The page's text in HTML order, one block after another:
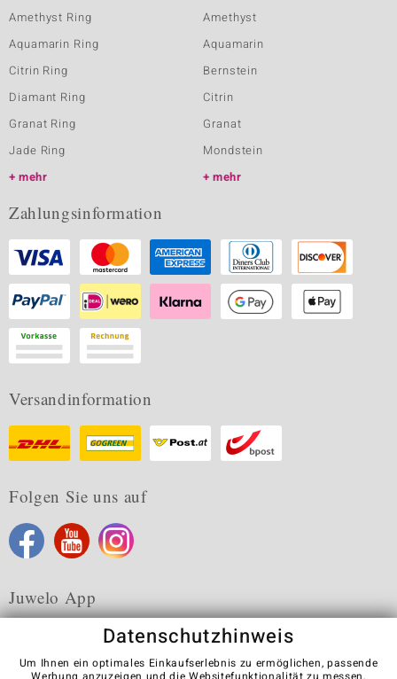
Amethyst Ring
Aquamarin Ring
Citrin Ring
Diamant Ring
Granat Ring
Jade Ring
mehr
Amethyst
Aquamarin
Bernstein
Citrin
Granat
Mondstein
mehr
Zahlungsinformation
Versandinformation
Folgen Sie uns auf
Juwelo App
Datenschutzhinweis
Um Ihnen ein optimales Einkaufserlebnis zu ermöglichen, passende